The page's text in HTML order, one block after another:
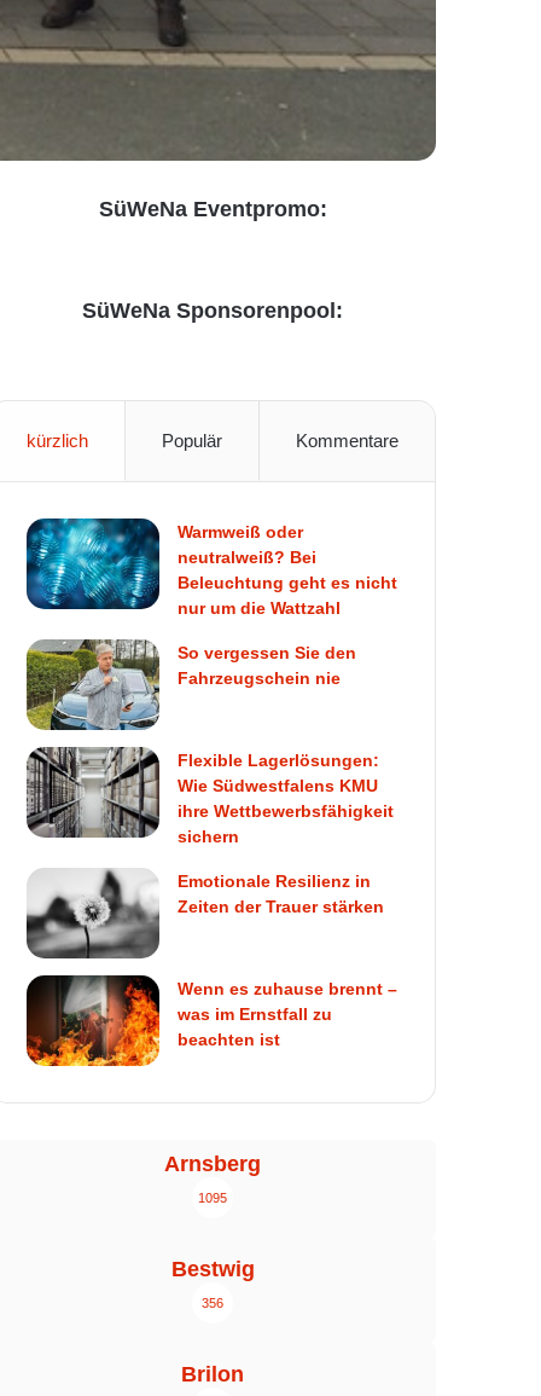
SüWeNa Eventpromo:
SüWeNa Sponsorenpool:
kürzlich Populär Kommentare
Warmweiß oder
neutralweiß? Bei
Beleuchtung geht es nicht
nur um die Wattzahl
So vergessen Sie den
Fahrzeugschein nie
Flexible Lagerlösungen:
Wie Südwestfalens KMU
ihre Wettbewerbsfähigkeit
sichern
Emotionale Resilienz in
Zeiten der Trauer stärken
Wenn es zuhause brennt –
was im Ernstfall zu
beachten ist
Arnsberg
1095
Bestwig
356
Brilon